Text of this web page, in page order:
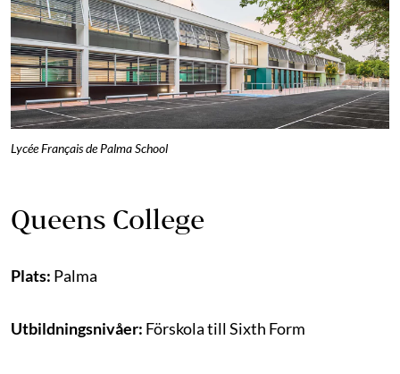
Lycée Français de Palma School
Queens College
Plats: Palma
Utbildningsnivåer: Förskola till Sixth Form